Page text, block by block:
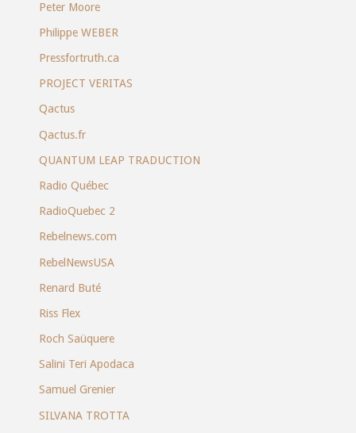
Peter Moore
Philippe WEBER
Pressfortruth.ca
PROJECT VERITAS
Qactus
Qactus.fr
QUANTUM LEAP TRADUCTION
Radio Québec
RadioQuebec 2
Rebelnews.com
RebelNewsUSA
Renard Buté
Riss Flex
Roch Saüquere
Salini Teri Apodaca
Samuel Grenier
SILVANA TROTTA